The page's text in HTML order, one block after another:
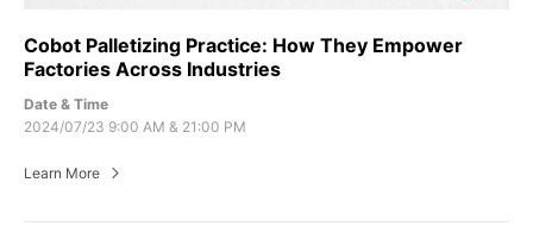
Cobot Palletizing Practice: How They Empower
Factories Across Industries
Date & Time
2024/07/23 9:00 AM & 21:00 PM
Learn More